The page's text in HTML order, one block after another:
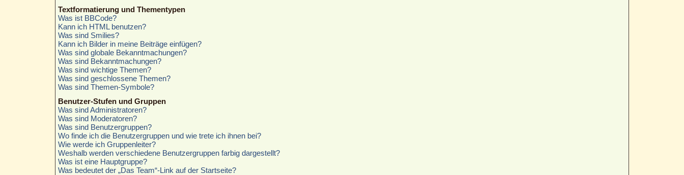
Textformatierung und Thementypen
Was ist BBCode?
Kann ich HTML benutzen?
Was sind Smilies?
Kann ich Bilder in meine Beiträge einfügen?
Was sind globale Bekanntmachungen?
Was sind Bekanntmachungen?
Was sind wichtige Themen?
Was sind geschlossene Themen?
Was sind Themen-Symbole?
Benutzer-Stufen und Gruppen
Was sind Administratoren?
Was sind Moderatoren?
Was sind Benutzergruppen?
Wo finde ich die Benutzergruppen und wie trete ich ihnen bei?
Wie werde ich Gruppenleiter?
Weshalb werden verschiedene Benutzergruppen farbig dargestellt?
Was ist eine Hauptgruppe?
Was bedeutet der „Das Team“-Link auf der Startseite?